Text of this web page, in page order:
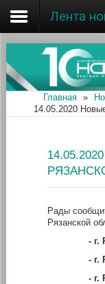
Главная
Об ассоциации
Наши аптеки
Информация
Лента
Главная »
14.05.2020
Рады
Рязанской
- г.
- г.
- г.